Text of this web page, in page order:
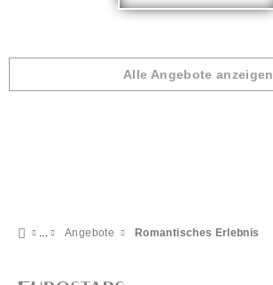
Alle Angebote anzeigen
Angebote Romantisches Erlebnis